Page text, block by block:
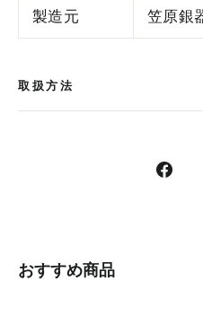
製造元
笠原銀
取扱方法
おすすめ商品